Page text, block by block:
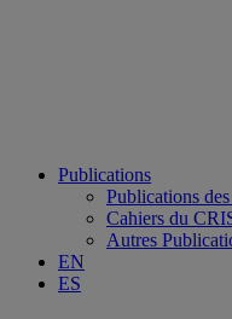
Publications
Publications
Cahiers du
Autres
EN
ES